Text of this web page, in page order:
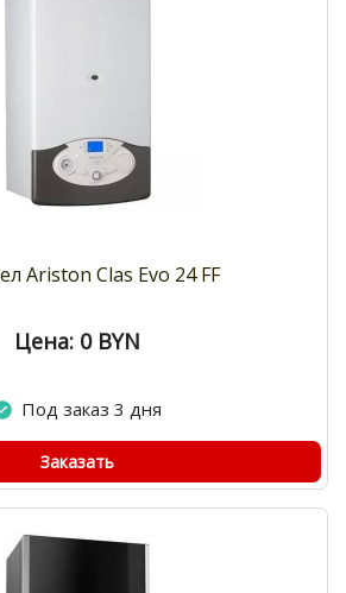
Ariston Clas Evo 24 FF
Цена: 0 BYN
Под заказ 3 дня
Заказать